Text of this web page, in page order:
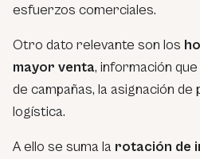
esfuerzos comerciales.
Otro dato relevante son los
mayor venta, información
de campañas, la asignación
logística.
A ello se suma la rotación de